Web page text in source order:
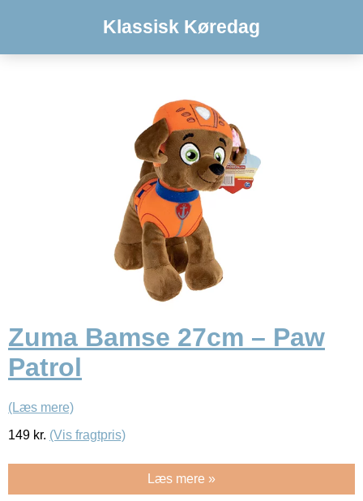
Klassisk Køredag
Zuma Bamse 27cm – Paw
Patrol
(Læs mere)
149 kr. (Vis fragtpris)
Læs mere »